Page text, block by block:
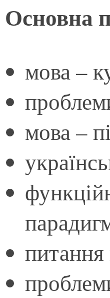
Основна
мова –
мова –
питання